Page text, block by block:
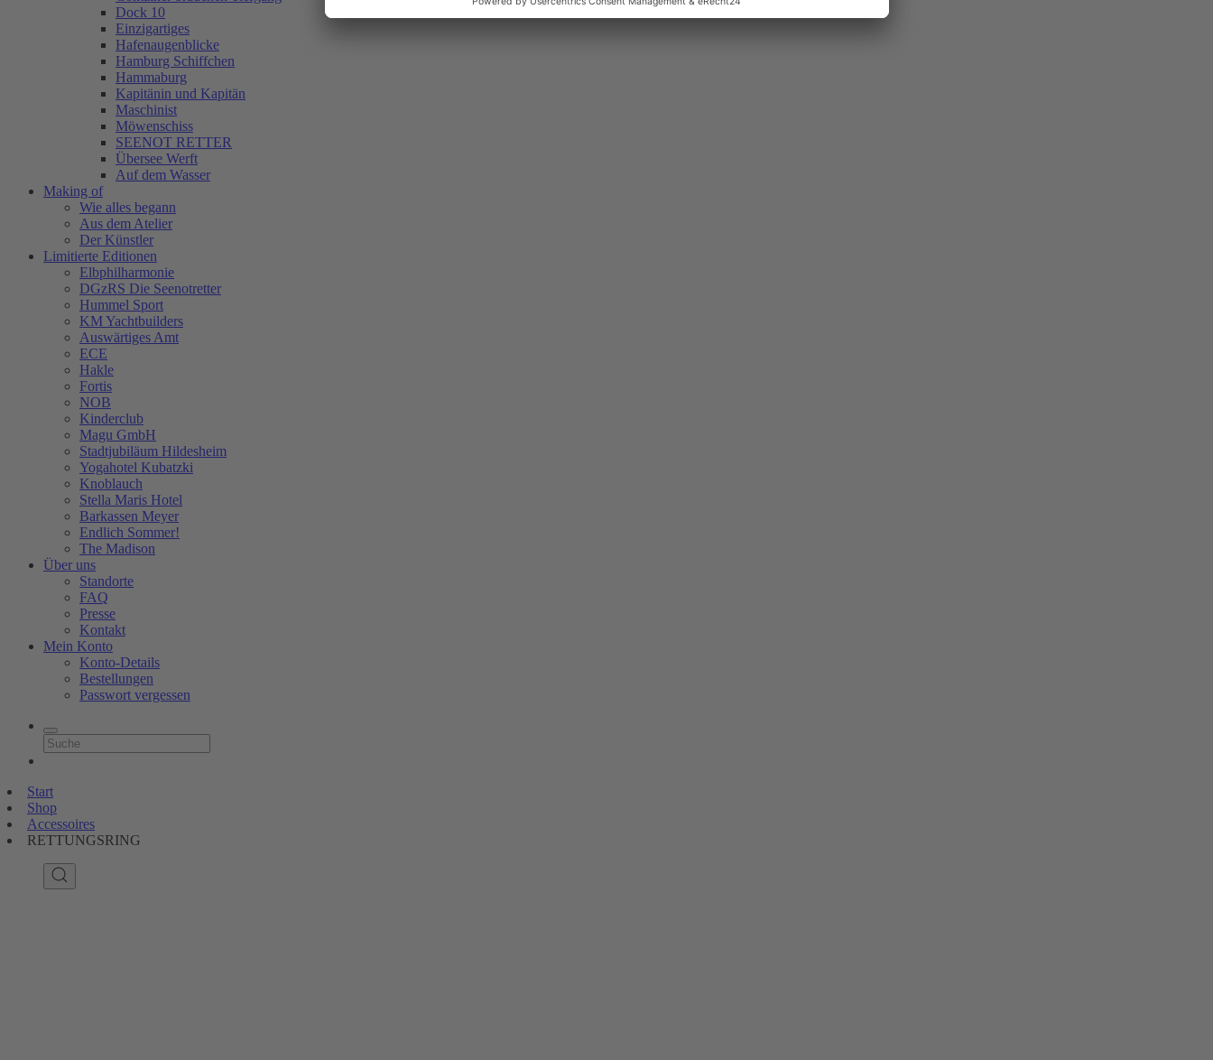
Dock 10
Einzigartiges
Hafenaugen­blicke
Hamburg Schiffchen
Hammaburg
Kapitänin und Kapitän
Maschinist
Möwenschiss
SEENOT RETTER
Übersee Werft
Auf dem Wasser
Making of
Wie alles begann
Aus dem Atelier
Der Künstler
Limitierte Editionen
Elbphilharmonie
DGzRS Die Seenotretter
Hummel Sport
KM Yachtbuilders
Auswärtiges Amt
ECE
Hakle
Fortis
NOB
Kinderclub
Magu GmbH
Stadtjubiläum Hildesheim
Yogahotel Kubatzki
Knoblauch
Stella Maris Hotel
Barkassen Meyer
Endlich Sommer!
The Madison
Über uns
Standorte
FAQ
Presse
Kontakt
Mein Konto
Konto-Details
Bestellungen
Passwort vergessen
Start
Shop
Accessoires
RETTUNGSRING